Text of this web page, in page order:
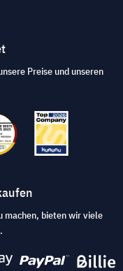
Preise und unseren
machen, bieten wir viele